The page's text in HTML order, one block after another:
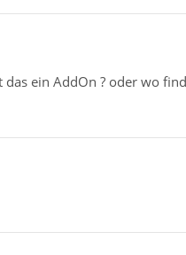
ein AddOn ? oder wo